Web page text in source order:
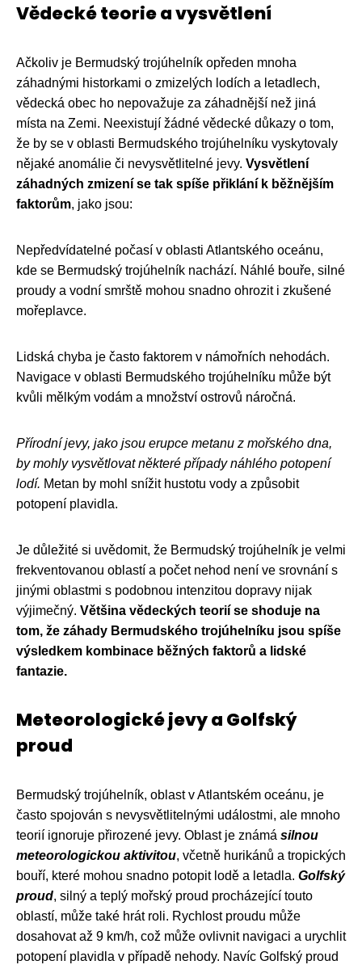
Vědecké teorie a vysvětlení
Ačkoliv je Bermudský trojúhelník opředen mnoha
záhadnými historkami o zmizelých lodích a letadlech,
vědecká obec ho nepovažuje za záhadnější než jiná
místa na Zemi. Neexistují žádné vědecké důkazy o tom,
že by se v oblasti Bermudského trojúhelníku vyskytovaly
nějaké anomálie či nevysvětlitelné jevy. Vysvětlení
záhadných zmizení se tak spíše přiklání k běžnějším
faktorům, jako jsou:
Nepředvídatelné počasí v oblasti Atlantského oceánu,
kde se Bermudský trojúhelník nachází. Náhlé bouře, silné
proudy a vodní smrště mohou snadno ohrozit i zkušené
mořeplavce.
Lidská chyba je často faktorem v námořních nehodách.
Navigace v oblasti Bermudského trojúhelníku může být
kvůli mělkým vodám a množství ostrovů náročná.
Přírodní jevy, jako jsou erupce metanu z mořského dna,
by mohly vysvětlovat některé případy náhlého potopení
lodí. Metan by mohl snížit hustotu vody a způsobit
potopení plavidla.
Je důležité si uvědomit, že Bermudský trojúhelník je velmi
frekventovanou oblastí a počet nehod není ve srovnání s
jinými oblastmi s podobnou intenzitou dopravy nijak
výjimečný. Většina vědeckých teorií se shoduje na
tom, že záhady Bermudského trojúhelníku jsou spíše
výsledkem kombinace běžných faktorů a lidské
fantazie.
Meteorologické jevy a Golfský
proud
Bermudský trojúhelník, oblast v Atlantském oceánu, je
často spojován s nevysvětlitelnými událostmi, ale mnoho
teorií ignoruje přirozené jevy. Oblast je známá silnou
meteorologickou aktivitou, včetně hurikánů a tropických
bouří, které mohou snadno potopit lodě a letadla. Golfský
proud, silný a teplý mořský proud procházející touto
oblastí, může také hrát roli. Rychlost proudu může
dosahovat až 9 km/h, což může ovlivnit navigaci a urychlit
potopení plavidla v případě nehody. Navíc Golfský proud